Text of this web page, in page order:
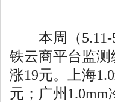
本周（5.11-
铁云商平台监测
涨19元。上海
元；广州